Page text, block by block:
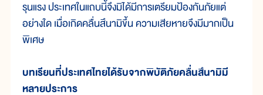
รุนแรง ประเทศในแถบนี้จึงมิได้มีการเตรียมป้องกันภัยแต่
อย่างใด เมื่อเกิดคลื่นสึนามิขึ้น ความเสียหายจึงมีมากเป็น
พิเศษ
บทเรียนที่ประเทศไทยได้รับจากพิบัติภัยคลื่นสึนามิมี
หลายประการ